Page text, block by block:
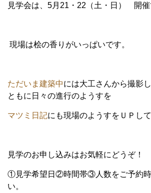
見学会は、5月21・22（土・日） 開催
現場は桧の香りがいっぱいです。
ただいま建築中には大工さんから撮影
ともに日々の進行のようすを
マツミ日記にも現場のようすをＵＰして
見学のお申し込みはお気軽にどうぞ！
①見学希望日②時間帯③人数をご予約時
い。